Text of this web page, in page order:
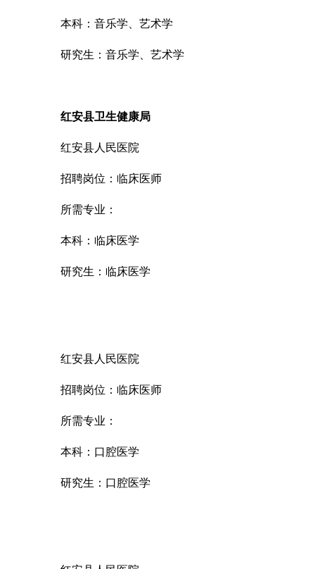
本科：音乐学、艺术学
研究生：音乐学、艺术学
红安县卫生健康局
红安县人民医院
招聘岗位：临床医师
所需专业：
本科：临床医学
研究生：临床医学
红安县人民医院
招聘岗位：临床医师
所需专业：
本科：口腔医学
研究生：口腔医学